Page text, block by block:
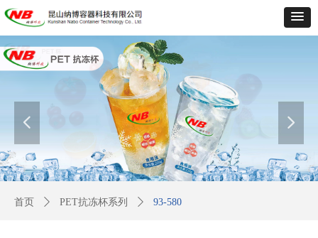
首页 ꄲ PET抗冻杯系列 ꄲ 93-580
넳 넲